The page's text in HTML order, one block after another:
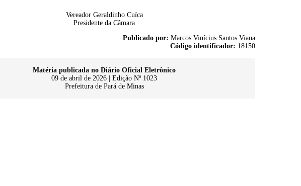
Vereador Geraldinho Cuíca
Presidente da Câmara
Publicado por: Marcos Vinícius Santos Viana
Código identificador: 18150
Matéria publicada no Diário Oficial Eletrônico
09 de abril de 2026 | Edição Nº 1023
Prefeitura de Pará de Minas